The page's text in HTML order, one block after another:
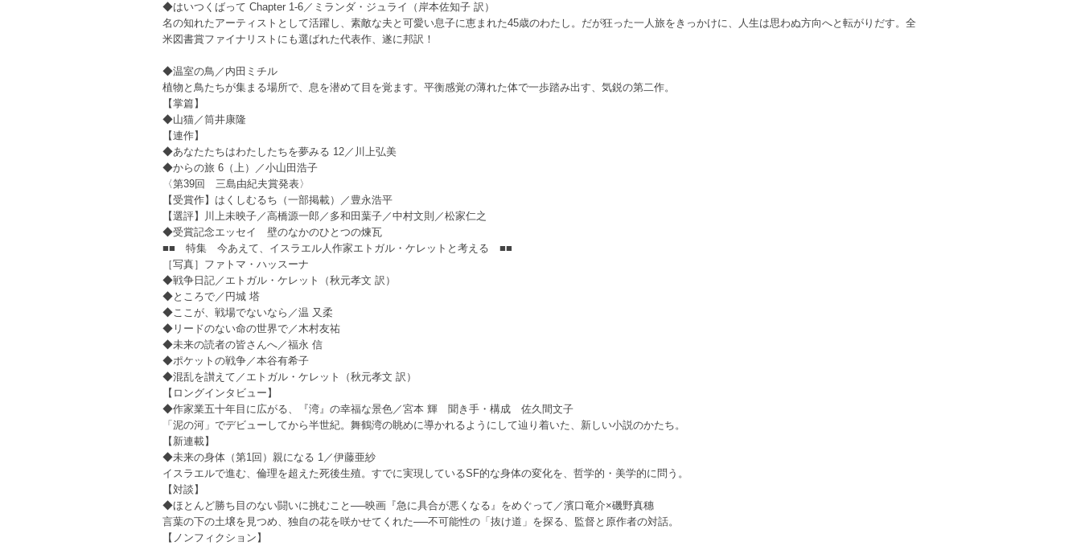
◆はいつくばって Chapter 1-6／ミランダ・ジュライ（岸本佐知子 訳）
名の知れたアーティストとして活躍し、素敵な夫と可愛い息子に恵まれた45歳のわたし。だが狂った一人旅をきっかけに、人生は思わぬ方向へと転がりだす。全
米図書賞ファイナリストにも選ばれた代表作、遂に邦訳！
◆温室の鳥／内田ミチル
植物と鳥たちが集まる場所で、息を潜めて目を覚ます。平衡感覚の薄れた体で一歩踏み出す、気鋭の第二作。
【掌篇】
◆山猫／筒井康隆
【連作】
◆あなたたちはわたしたちを夢みる 12／川上弘美
◆からの旅 6（上）／小山田浩子
〈第39回 三島由紀夫賞発表〉
【受賞作】はくしむるち（一部掲載）／豊永浩平
【選評】川上未映子／高橋源一郎／多和田葉子／中村文則／松家仁之
◆受賞記念エッセイ 壁のなかのひとつの煉瓦
■■ 特集 今あえて、イスラエル人作家エトガル・ケレットと考える ■■
［写真］ファトマ・ハッスーナ
◆戦争日記／エトガル・ケレット（秋元孝文 訳）
◆ところで／円城 塔
◆ここが、戦場でないなら／温 又柔
◆リードのない命の世界で／木村友祐
◆未来の読者の皆さんへ／福永 信
◆ポケットの戦争／本谷有希子
◆混乱を讃えて／エトガル・ケレット（秋元孝文 訳）
【ロングインタビュー】
◆作家業五十年目に広がる、『湾』の幸福な景色／宮本 輝 聞き手・構成 佐久間文子
「泥の河」でデビューしてから半世紀。舞鶴湾の眺めに導かれるようにして辿り着いた、新しい小説のかたち。
【新連載】
◆未来の身体（第1回）親になる 1／伊藤亜紗
イスラエルで進む、倫理を超えた死後生殖。すでに実現しているSF的な身体の変化を、哲学的・美学的に問う。
【対談】
◆ほとんど勝ち目のない闘いに挑むこと──映画『急に具合が悪くなる』をめぐって／濱口竜介×磯野真穗
言葉の下の土壌を見つめ、独自の花を咲かせてくれた──不可能性の「抜け道」を探る、監督と原作者の対話。
【ノンフィクション】